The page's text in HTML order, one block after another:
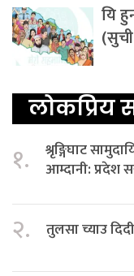
यि
लोकप्रिय
१.
श्रृङ्गिघाट
आम्दानी: प्रदेश
२. तुलसा च्याउ